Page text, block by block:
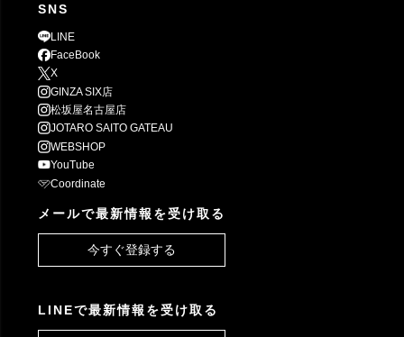
SNS
LINE
FaceBook
X
GINZA SIX店
松坂屋名古屋店
JOTARO SAITO GATEAU
WEBSHOP
YouTube
Coordinate
メールで最新情報を受け取る
今すぐ登録する
LINEで最新情報を受け取る